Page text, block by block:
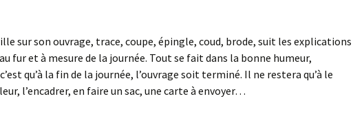
sur son ouvrage, trace, coupe, épingle, coud, brode, suit les explications
fur et à mesure de la journée. Tout se fait dans la bonne humeur,
qu’à la fin de la journée, l’ouvrage soit terminé. Il ne restera qu’à le
l’encadrer, en faire un sac, une carte à envoyer…